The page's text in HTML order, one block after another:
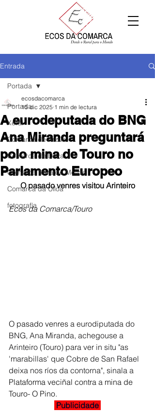
Entrada
Portada
Xeral
Comarca de Arzúa
Comarca de Deza
Comarca Terra de Melide
Comarca da Ulloa
fotografía
Portada
A eurodeputada do BNG
Ana Miranda preguntará
polo mina de Touro no
Parlamento Europeo
ecosdacomarca
15 dic 2025 1 min de lectura
O pasado venres visitou Arinteiro
Ecos da Comarca/Touro
O pasado venres a eurodiputada do
BNG, Ana Miranda, achegouse a
Arinteiro (Touro) para ver in situ "as
'marabillas' que Cobre de San Rafael
deixa nos ríos da contorna", sinala a
Plataforma veciñal contra a mina de
Touro- O Pino.
Publicidade